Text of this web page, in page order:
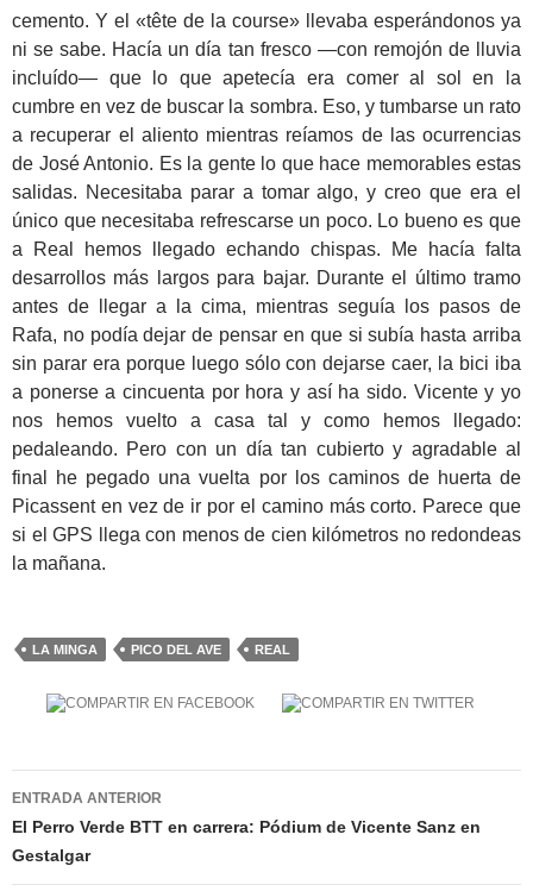
cemento. Y el «tête de la course» llevaba esperándonos ya
ni se sabe. Hacía un día tan fresco —con remojón de lluvia
incluído— que lo que apetecía era comer al sol en la
cumbre en vez de buscar la sombra. Eso, y tumbarse un rato
a recuperar el aliento mientras reíamos de las ocurrencias
de José Antonio. Es la gente lo que hace memorables estas
salidas. Necesitaba parar a tomar algo, y creo que era el
único que necesitaba refrescarse un poco. Lo bueno es que
a Real hemos llegado echando chispas. Me hacía falta
desarrollos más largos para bajar. Durante el último tramo
antes de llegar a la cima, mientras seguía los pasos de
Rafa, no podía dejar de pensar en que si subía hasta arriba
sin parar era porque luego sólo con dejarse caer, la bici iba
a ponerse a cincuenta por hora y así ha sido. Vicente y yo
nos hemos vuelto a casa tal y como hemos llegado:
pedaleando. Pero con un día tan cubierto y agradable al
final he pegado una vuelta por los caminos de huerta de
Picassent en vez de ir por el camino más corto. Parece que
si el GPS llega con menos de cien kilómetros no redondeas
la mañana.
LA MINGA PICO DEL AVE REAL
Navegación
de
entradas
ENTRADA ANTERIOR
El Perro Verde BTT en carrera: Pódium de Vicente Sanz en
Gestalgar